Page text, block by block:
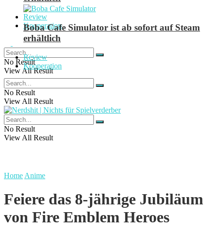
Review
Kooperation
No Result
View All Result
Boba Cafe Simulator ist ab sofort auf Steam
erhältlich
Review
Kooperation
No Result
View All Result
No Result
View All Result
Home Anime
Feiere das 8-jährige Jubiläum
von Fire Emblem Heroes